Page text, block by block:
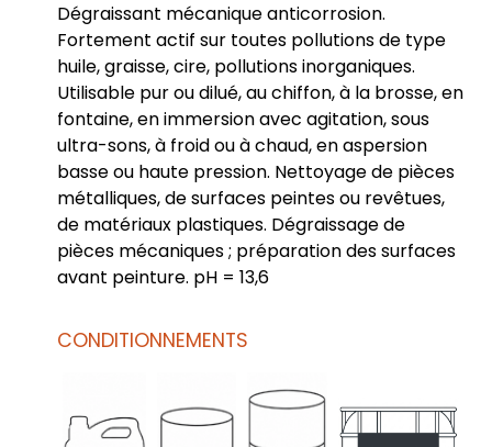
Dégraissant mécanique anticorrosion.
Fortement actif sur toutes pollutions de type
huile, graisse, cire, pollutions inorganiques.
Utilisable pur ou dilué, au chiffon, à la brosse, en
fontaine, en immersion avec agitation, sous
ultra-sons, à froid ou à chaud, en aspersion
basse ou haute pression. Nettoyage de pièces
métalliques, de surfaces peintes ou revêtues,
de matériaux plastiques. Dégraissage de
pièces mécaniques ; préparation des surfaces
avant peinture. pH = 13,6
CONDITIONNEMENTS